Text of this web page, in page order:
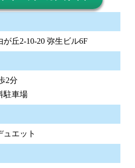
丘2-10-20 弥生ビル6F
2分
駐車場
ュエット